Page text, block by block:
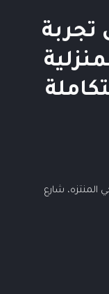
– المنطقة الشرقية، سيهات 32452، حي المنتزه، شارع